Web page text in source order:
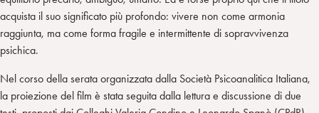
acquista il suo significato più profondo: vivere non come armonia
raggiunta, ma come forma fragile e intermittente di sopravvivenza
psichica.
Nel corso della serata organizzata dalla Società Psicoanalitica Italiana,
la proiezione del film è stata seguita dalla lettura e discussione di due